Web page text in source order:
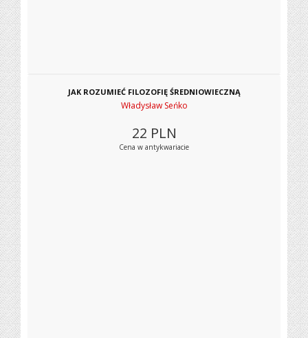
JAK ROZUMIEĆ FILOZOFIĘ ŚREDNIOWIECZNĄ
Władysław Seńko
22 PLN
Cena w antykwariacie